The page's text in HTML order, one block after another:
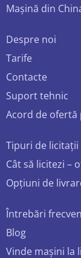
Mașină din
Despre noi
Tarife
Contacte
Suport tehnic
Acord de ofertă
Tipuri de licitații
Cât să licitezi –
Opțiuni de
Întrebări
Blog
Vinde mașini la